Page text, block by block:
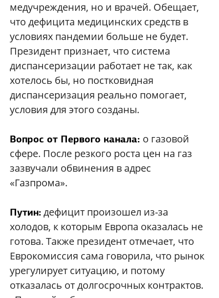
медучреждения, но и врачей. Обещает,
что дефицита медицинских средств в
условиях пандемии больше не будет.
Президент признает, что система
диспансеризации работает не так, как
хотелось бы, но постковидная
диспансеризация реально помогает,
условия для этого созданы.
Вопрос от Первого канала: о газовой
сфере. После резкого роста цен на газ
зазвучали обвинения в адрес
«Газпрома».
Путин:дефицит произошел из-за
холодов, к которым Европа оказалась не
готова. Также президент отмечает, что
Еврокомиссия сама говорила, что рынок
урегулирует ситуацию, и потому
отказалась от долгосрочных контрактов.